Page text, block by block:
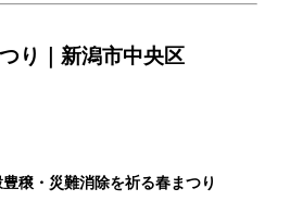
り｜新潟市中央区
穣・災難消除を祈る春まつり